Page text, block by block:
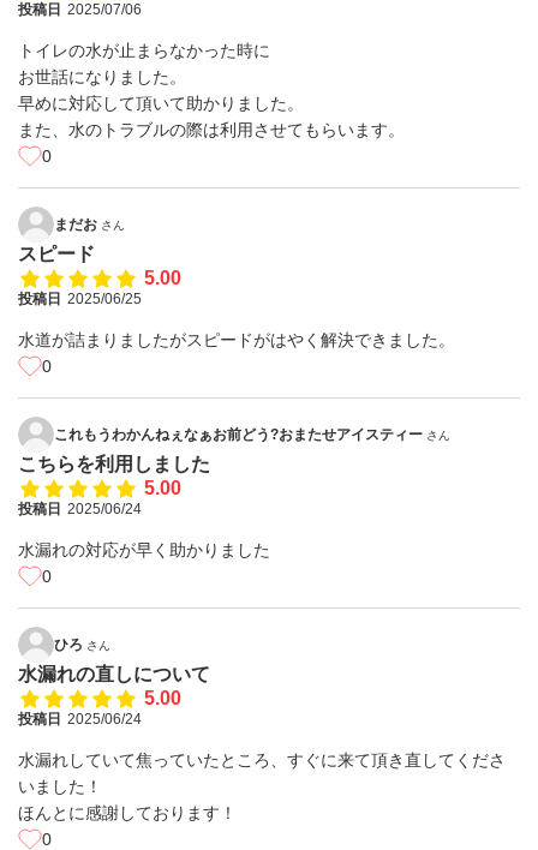
投稿日 2025/07/06
トイレの水が止まらなかった時に
お世話になりました。
早めに対応して頂いて助かりました。
また、水のトラブルの際は利用させてもらいます。
0
まだお さん
スピード
5.00
投稿日 2025/06/25
水道が詰まりましたがスピードがはやく解決できました。
0
これもうわかんねぇなぁお前どう?おまたせアイスティー さん
こちらを利用しました
5.00
投稿日 2025/06/24
水漏れの対応が早く助かりました
0
ひろ さん
水漏れの直しについて
5.00
投稿日 2025/06/24
水漏れしていて焦っていたところ、すぐに来て頂き直してくださ
いました！
ほんとに感謝しております！
0